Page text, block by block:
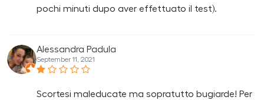
pochi minuti dupo aver effettuato il test).
Alessandra Padula
September 11, 2021
Scortesi maleducate ma sopratutto bugiarde! Per